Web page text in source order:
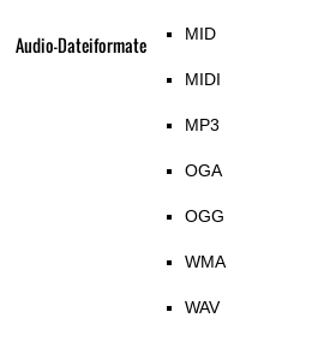
Audio-Dateiformate MID
MIDI
MP3
OGA
OGG
WMA
WAV